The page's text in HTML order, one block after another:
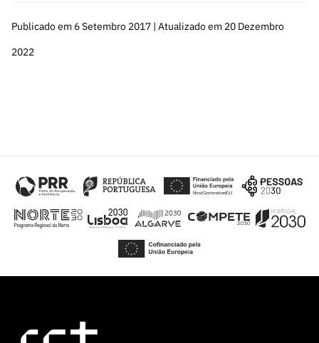
Publicado em 6 Setembro 2017 | Atualizado em 20 Dezembro
2022